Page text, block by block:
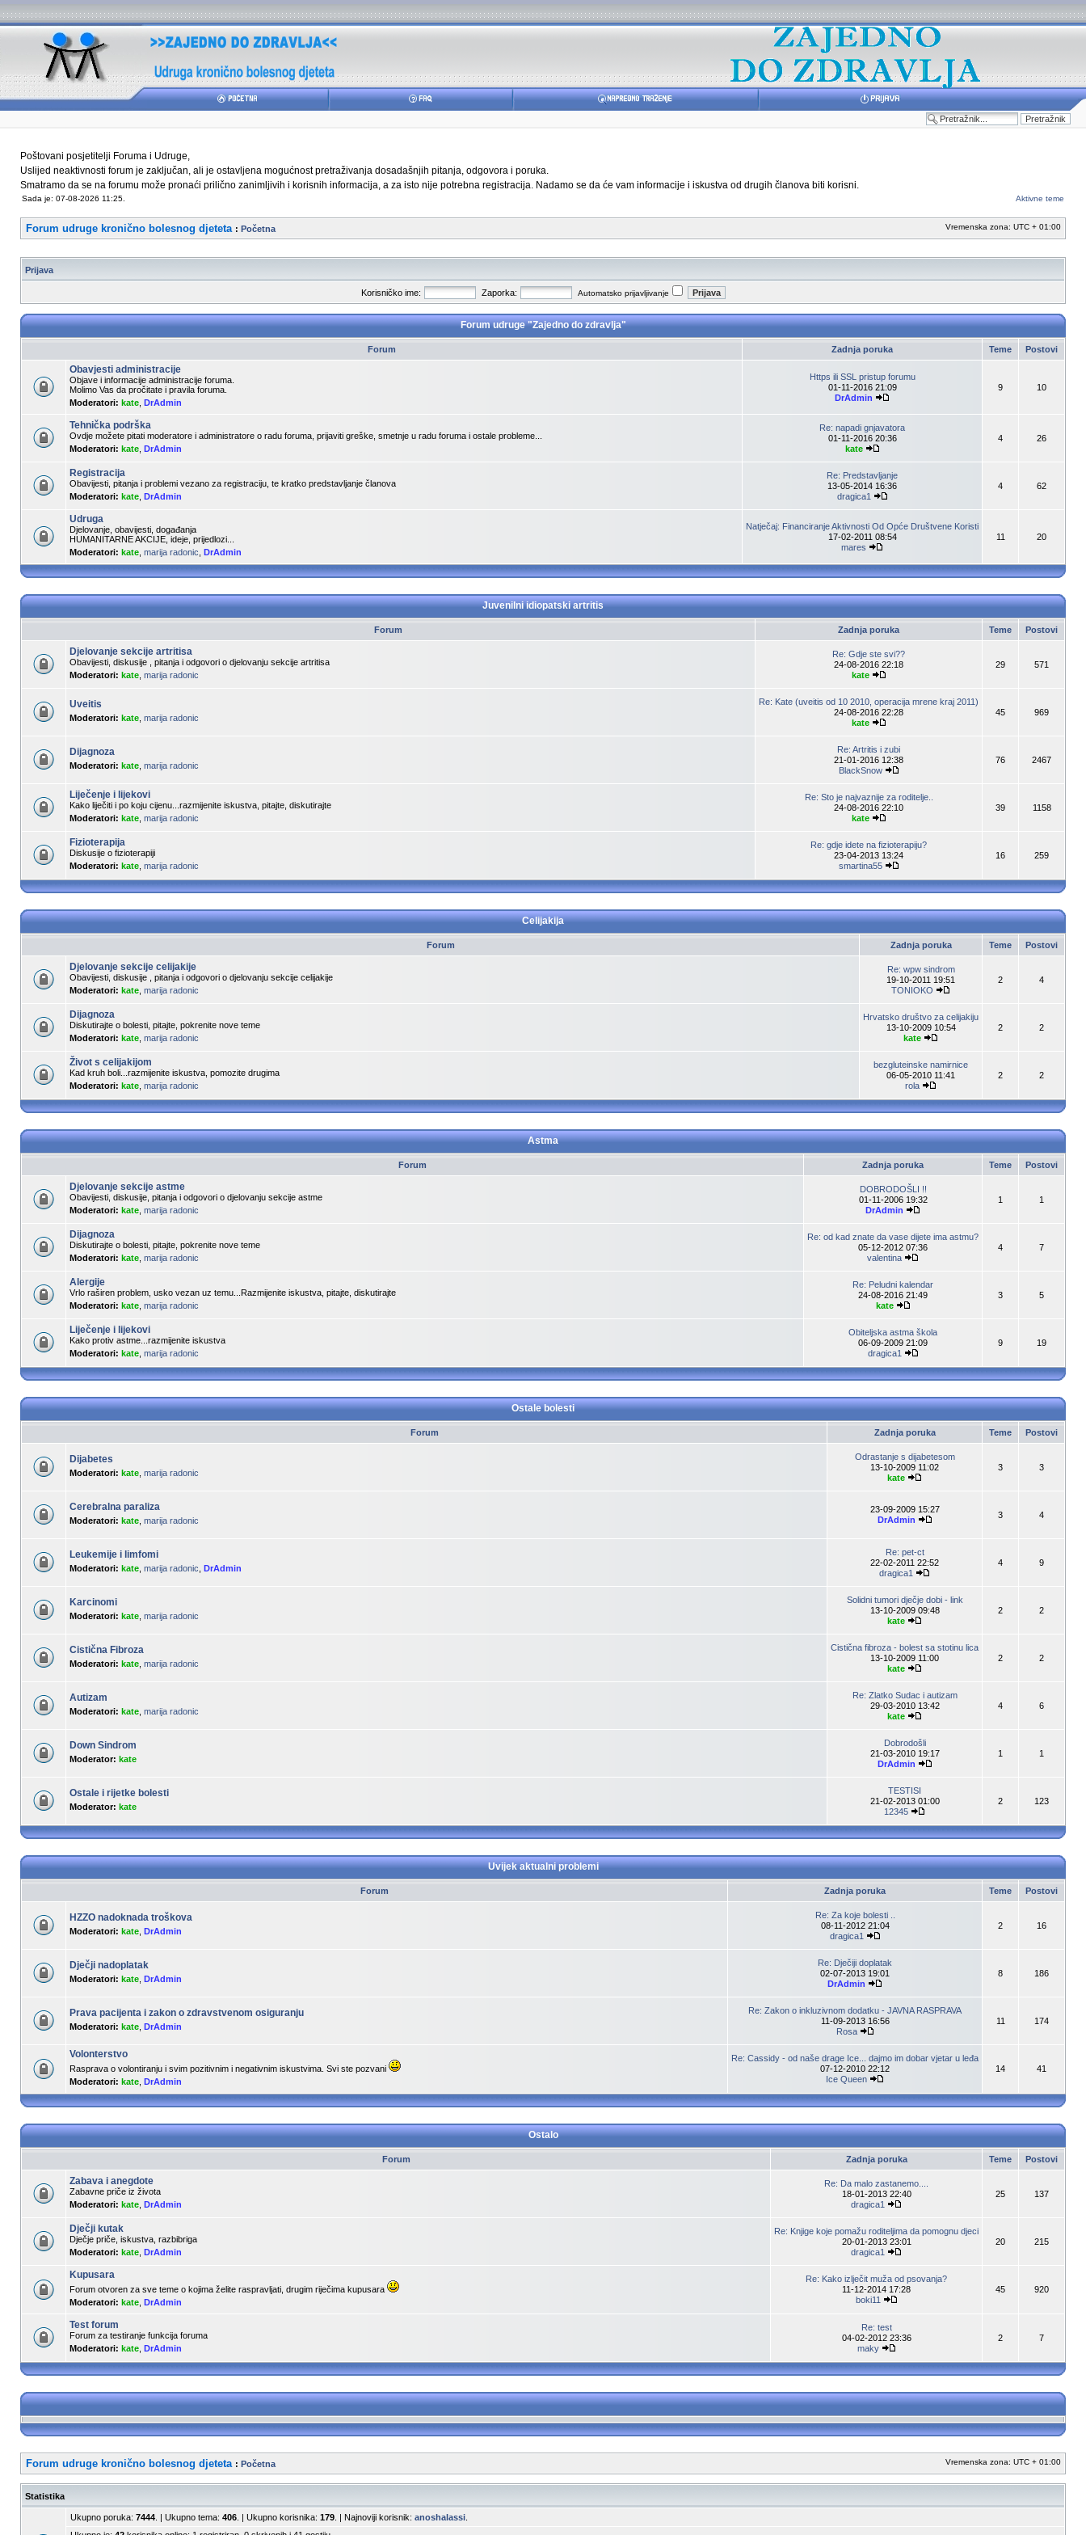
Poštovani posjetitelji Foruma i Udruge,
Uslijed neaktivnosti forum je zaključan, ali je ostavljena mogućnost pretraživanja dosadašnjih pitanja, odgovora i poruka.
Smatramo da se na forumu može pronaći prilično zanimljivih i korisnih informacija, a za isto nije potrebna registracija. Nadamo se da će vam informacije i iskustva od drugih članova biti korisni.
Sada je: 07-08-2026 11:25. Aktivne teme
Forum udruge kronično bolesnog djeteta : Početna Vremenska zona: UTC + 01:00
Prijava
Korisničko ime: Zaporka: Automatsko prijavljivanje
Forum udruge "Zajedno do zdravlja"
Forum Zadnja poruka Teme Postovi
Obavjesti administracije
Objave i informacije administracije foruma.
Molimo Vas da pročitate i pravila foruma.
Moderatori: kate DrAdmin
Https ili SSL pristup forumu
01-11-2016 21:09
DrAdmin
9 10
Tehnička podrška
Ovdje možete pitati moderatore i administratore o radu foruma, prijaviti greške, smetnje u radu foruma i ostale probleme...
Moderatori: kate DrAdmin
Re: napadi gnjavatora
01-11-2016 20:36
kate
4 26
Registracija
Obavijesti, pitanja i problemi vezano za registraciju, te kratko predstavljanje članova
Moderatori: kate DrAdmin
Re: Predstavljanje
13-05-2014 16:36
dragica1
4 62
Udruga
Djelovanje, obavijesti, događanja
HUMANITARNE AKCIJE, ideje, prijedlozi...
Moderatori: kate marija radonic DrAdmin
Natječaj: Financiranje Aktivnosti Od Opće Društvene Koristi
17-02-2011 08:54
mares
11 20
Juvenilni idiopatski artritis
Forum Zadnja poruka Teme Postovi
Djelovanje sekcije artritisa
Obavijesti, diskusije , pitanja i odgovori o djelovanju sekcije artritisa
Moderatori: kate marija radonic
Re: Gdje ste svi??
24-08-2016 22:18
kate
29 571
Uveitis
Moderatori: kate marija radonic
Re: Kate (uveitis od 10 2010, operacija mrene kraj 2011)
24-08-2016 22:28
kate
45 969
Dijagnoza
Moderatori: kate marija radonic
Re: Artritis i zubi
21-01-2016 12:38
BlackSnow
76 2467
Liječenje i lijekovi
Kako liječiti i po koju cijenu...razmijenite iskustva, pitajte, diskutirajte
Moderatori: kate marija radonic
Re: Sto je najvaznije za roditelje..
24-08-2016 22:10
kate
39 1158
Fizioterapija
Diskusije o fizioterapiji
Moderatori: kate marija radonic
Re: gdje idete na fizioterapiju?
23-04-2013 13:24
smartina55
16 259
Celijakija
Forum Zadnja poruka Teme Postovi
Djelovanje sekcije celijakije
Obavijesti, diskusije , pitanja i odgovori o djelovanju sekcije celijakije
Moderatori: kate marija radonic
Re: wpw sindrom
19-10-2011 19:51
TONIOKO
2 4
Dijagnoza
Diskutirajte o bolesti, pitajte, pokrenite nove teme
Moderatori: kate marija radonic
Hrvatsko društvo za celijakiju
13-10-2009 10:54
kate
2 2
Život s celijakijom
Kad kruh boli...razmijenite iskustva, pomozite drugima
Moderatori: kate marija radonic
bezgluteinske namirnice
06-05-2010 11:41
rola
2 2
Astma
Forum Zadnja poruka Teme Postovi
Djelovanje sekcije astme
Obavijesti, diskusije, pitanja i odgovori o djelovanju sekcije astme
Moderatori: kate marija radonic
DOBRODOŠLI !!
01-11-2006 19:32
DrAdmin
1 1
Dijagnoza
Diskutirajte o bolesti, pitajte, pokrenite nove teme
Moderatori: kate marija radonic
Re: od kad znate da vase dijete ima astmu?
05-12-2012 07:36
valentina
4 7
Alergije
Vrlo raširen problem, usko vezan uz temu...Razmijenite iskustva, pitajte, diskutirajte
Moderatori: kate marija radonic
Re: Peludni kalendar
24-08-2016 21:49
kate
3 5
Liječenje i lijekovi
Kako protiv astme...razmijenite iskustva
Moderatori: kate marija radonic
Obiteljska astma škola
06-09-2009 21:09
dragica1
9 19
Ostale bolesti
Forum Zadnja poruka Teme Postovi
Dijabetes
Moderatori: kate marija radonic
Odrastanje s dijabetesom
13-10-2009 11:02
kate
3 3
Cerebralna paraliza
Moderatori: kate marija radonic
23-09-2009 15:27
DrAdmin
3 4
Leukemije i limfomi
Moderatori: kate marija radonic DrAdmin
Re: pet-ct
22-02-2011 22:52
dragica1
4 9
Karcinomi
Moderatori: kate marija radonic
Solidni tumori dječje dobi - link
13-10-2009 09:48
kate
2 2
Cistična Fibroza
Moderatori: kate marija radonic
Cistična fibroza - bolest sa stotinu lica
13-10-2009 11:00
kate
2 2
Autizam
Moderatori: kate marija radonic
Re: Zlatko Sudac i autizam
29-03-2010 13:42
kate
4 6
Down Sindrom
Moderator: kate
Dobrodošli
21-03-2010 19:17
DrAdmin
1 1
Ostale i rijetke bolesti
Moderator: kate
TESTISI
21-02-2013 01:00
12345
2 123
Uvijek aktualni problemi
Forum Zadnja poruka Teme Postovi
HZZO nadoknada troškova
Moderatori: kate DrAdmin
Re: Za koje bolesti ..
08-11-2012 21:04
dragica1
2 16
Dječji nadoplatak
Moderatori: kate DrAdmin
Re: Dječiji doplatak
02-07-2013 19:01
DrAdmin
8 186
Prava pacijenta i zakon o zdravstvenom osiguranju
Moderatori: kate DrAdmin
Re: Zakon o inkluzivnom dodatku - JAVNA RASPRAVA
11-09-2013 16:56
Rosa
11 174
Volonterstvo
Rasprava o volontiranju i svim pozitivnim i negativnim iskustvima. Svi ste pozvani
Moderatori: kate DrAdmin
Re: Cassidy - od naše drage Ice... dajmo im dobar vjetar u leđa
07-12-2010 22:12
Ice Queen
14 41
Ostalo
Forum Zadnja poruka Teme Postovi
Zabava i anegdote
Zabavne priče iz života
Moderatori: kate DrAdmin
Re: Da malo zastanemo....
18-01-2013 22:40
dragica1
25 137
Dječji kutak
Dječje priče, iskustva, razbibriga
Moderatori: kate DrAdmin
Re: Knjige koje pomažu roditeljima da pomognu djeci
20-01-2013 23:01
dragica1
20 215
Kupusara
Forum otvoren za sve teme o kojima želite raspravljati, drugim riječima kupusara
Moderatori: kate DrAdmin
Re: Kako izlječit muža od psovanja?
11-12-2014 17:28
boki11
45 920
Test forum
Forum za testiranje funkcija foruma
Moderatori: kate DrAdmin
Re: test
04-02-2012 23:36
maky
2 7
Forum udruge kronično bolesnog djeteta : Početna Vremenska zona: UTC + 01:00
Statistika
Ukupno poruka: 7444 . | Ukupno tema: 406 . | Ukupno korisnika: 179 . | Najnoviji korisnik: anoshalassi